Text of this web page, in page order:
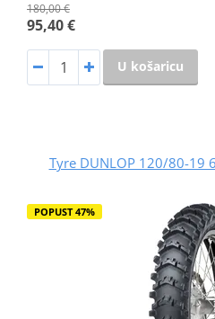
180,00 €
95,40 €
U košaricu
Tyre DUNLOP 120/80-19
POPUST 47%